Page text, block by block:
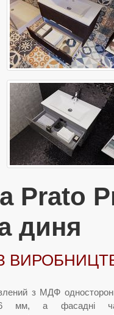
Prato
диня
з МДФ
мм, а фасадні